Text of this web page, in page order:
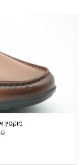
מוקסין